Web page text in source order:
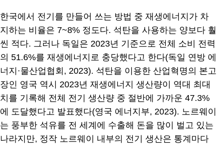
한국에서 전기를 만들어 쓰는 방법 중 재생에너지가 차
지하는 비율은 7~8% 정도다. 석탄을 사용하는 양보다 훨
씬 적다. 그러나 독일은 2023년 기준으로 전체 소비 전력
의 51.6%를 재생에너지로 충당했다고 한다(독일 연방 에
너지·물산업협회, 2023). 석탄을 이용한 산업혁명의 본고
장인 영국 역시 2023년 재생에너지 생산량이 역대 최대
치를 기록해 전체 전기 생산량 중 절반에 가까운 47.3%
에 도달했다고 발표했다(영국 에너지부, 2023). 노르웨이
는 풍부한 석유를 전 세계에 수출해 돈을 많이 벌고 있는
나라지만, 정작 노르웨이 내부의 전기 생산은 통계마다